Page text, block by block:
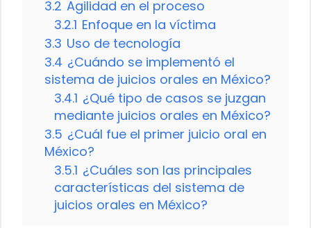
3.2 Agilidad en el proceso
3.2.1 Enfoque en la víctima
3.3 Uso de tecnología
3.4 ¿Cuándo se implementó el
sistema de juicios orales en México?
3.4.1 ¿Qué tipo de casos se juzgan
mediante juicios orales en México?
3.5 ¿Cuál fue el primer juicio oral en
México?
3.5.1 ¿Cuáles son las principales
características del sistema de
juicios orales en México?